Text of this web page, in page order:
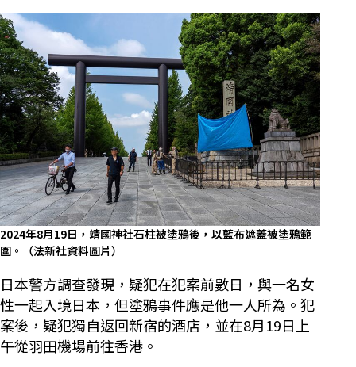
2024年8月19日，靖國神社石柱被塗鴉後，以藍布遮蓋被塗鴉範
圍。（法新社資料圖片）
日本警方調查發現，疑犯在犯案前數日，與一名女
性一起入境日本，但塗鴉事件應是他一人所為。犯
案後，疑犯獨自返回新宿的酒店，並在8月19日上
午從羽田機場前往香港。